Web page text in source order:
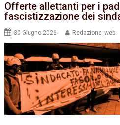
Offerte allettanti per i
fascistizzazione dei
30 Giugno 2026 Redazione_web